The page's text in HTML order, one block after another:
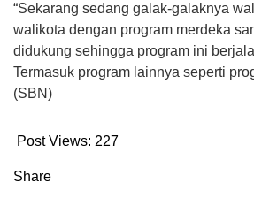
“Sekarang sedang galak-galaknya
walikota dengan program merdeka
didukung sehingga program ini
Termasuk program lainnya seperti
(SBN)
Post Views: 227
Share